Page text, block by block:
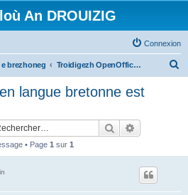
An DROUIZIG
Connexion
brezhoneg Troidigezh OpenOffice.org e brezhoneg (1.1.x, 2.x ha 3.x)
langue bretonne est
Rechercher
• Page 1 sur 1